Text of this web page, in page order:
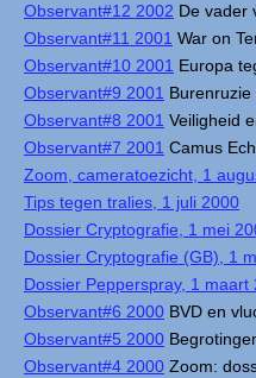
Observant#12 2002 De vader
Observant#11 2001 War on
Observant#10 2001 Europa
Observant#9 2001
Observant#8 2001 Veiligheid
Observant#7 2001 Camus
Zoom, cameratoezicht, 1
Tips tegen tralies, 1 juli 2000
Dossier Cryptografie, 1 mei
Dossier Cryptografie (GB), 1
Dossier Pepperspray, 1 maart
Observant#6 2000 BVD en
Observant#5 2000
Observant#4 2000 Zoom: